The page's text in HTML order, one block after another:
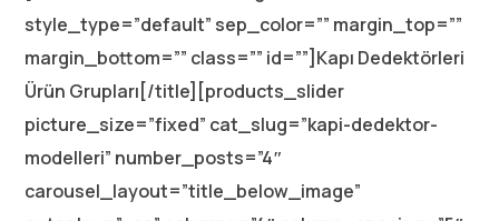
style_type=”default” sep_color=”” margin_top=””
margin_bottom=”” class=”” id=””]Kapı Dedektörleri
Ürün Grupları[/title][products_slider
picture_size=”fixed” cat_slug=”kapi-dedektor-
modelleri” number_posts=”4″
carousel_layout=”title_below_image”